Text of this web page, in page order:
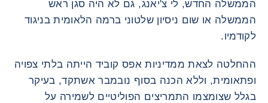
הממשלה החדש, לי צ'יאנג, גם לא היה סגן ראש
הממשלה או שום ניסיון שלטוני ברמה הלאומית בניגוד
לקודמיו.
ההחלטה לצאת ממדיניות אפס קוביד הייתה בלתי צפויה
ופתאומית, וללא הכנה בסוף נובמבר אשתקד, בעיקר
בגלל שצומצמו התמריצים הפוליטיים לשמירה על